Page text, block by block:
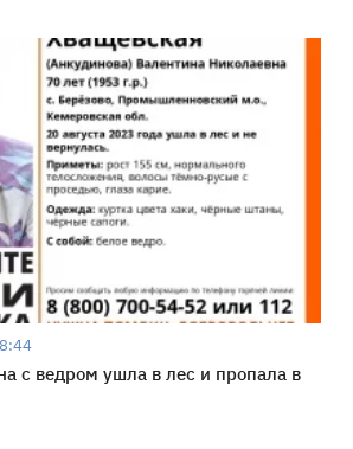
с ведром ушла в лес и пропала в